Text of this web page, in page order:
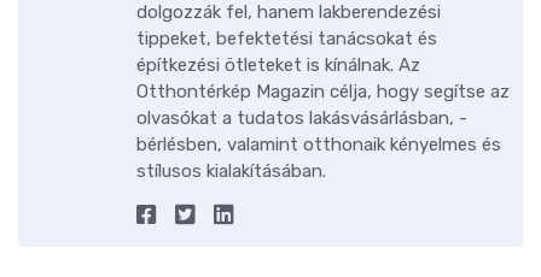
dolgozzák fel, hanem lakberendezési
tippeket, befektetési tanácsokat és
építkezési ötleteket is kínálnak. Az
Otthontérkép Magazin célja, hogy segítse az
olvasókat a tudatos lakásvásárlásban, -
bérlésben, valamint otthonaik kényelmes és
stílusos kialakításában.